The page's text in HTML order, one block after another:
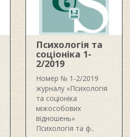
Психологія та
соціоніка 1-
2/2019
Номер № 1-2/2019
журналу «Психологія
та соціоніка
міжособових
відношень»
Психологія та ф..